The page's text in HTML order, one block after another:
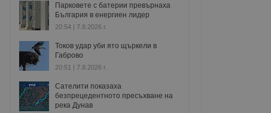
Парковете с батерии превърнаха
България в енергиен лидер
20:54 | 7.8.2026 г.
Токов удар уби ято щъркели в
Габрово
20:51 | 7.8.2026 г.
Сателити показаха
безпрецедентното пресъхване на
река Дунав